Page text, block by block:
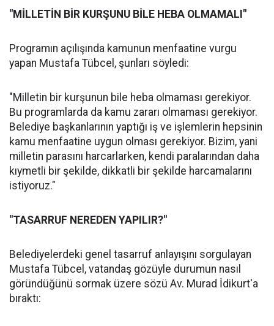
"MİLLETİN BİR KURŞUNU BİLE HEBA OLMAMALI"
Programın açılışında kamunun menfaatine vurgu
yapan Mustafa Tübcel, şunları söyledi:
"Milletin bir kurşunun bile heba olmaması gerekiyor.
Bu programlarda da kamu zararı olmaması gerekiyor.
Belediye başkanlarının yaptığı iş ve işlemlerin hepsinin
kamu menfaatine uygun olması gerekiyor. Bizim, yani
milletin parasını harcarlarken, kendi paralarından daha
kıymetli bir şekilde, dikkatli bir şekilde harcamalarını
istiyoruz."
"TASARRUF NEREDEN YAPILIR?"
Belediyelerdeki genel tasarruf anlayışını sorgulayan
Mustafa Tübcel, vatandaş gözüyle durumun nasıl
göründüğünü sormak üzere sözü Av. Murad İdikurt'a
bıraktı: